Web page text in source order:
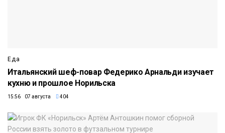
Еда
Итальянский шеф-повар Федерико Арнальди изучает
кухню и прошлое Норильска
15:56 07 августа 404